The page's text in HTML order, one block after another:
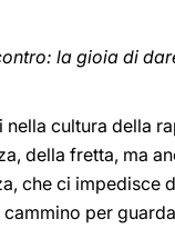
la gioia di
nella cultura della
della fretta, ma
che ci impedisce
per